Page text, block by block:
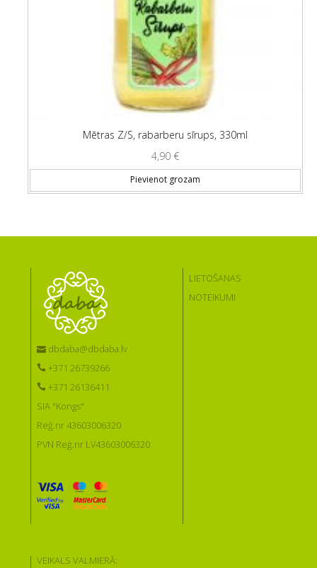
Mētras Z/S, rabarberu sīrups, 330ml
4,90 €
Pievienot grozam
dbdaba@dbdaba.lv
+371 26739266
+371 26136411
SIA "Kongs"
Reģ.nr 43603006320
PVN Reģ.nr LV43603006320
LIETOŠANAS
NOTEIKUMI
VEIKALS VALMIERĀ: